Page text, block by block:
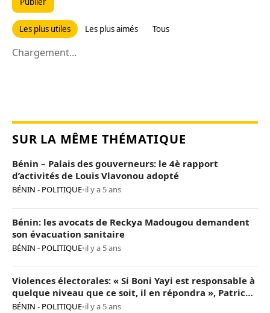
Les plus utiles Les plus aimés Tous
Chargement...
SUR LA MÊME THÉMATIQUE
Bénin – Palais des gouverneurs: le 4è rapport
d’activités de Louis Vlavonou adopté
BÉNIN - POLITIQUE•il y a 5 ans
Bénin: les avocats de Reckya Madougou demandent
son évacuation sanitaire
BÉNIN - POLITIQUE•il y a 5 ans
Violences électorales: « Si Boni Yayi est responsable à
quelque niveau que ce soit, il en répondra », Patrice
Talon
BÉNIN - POLITIQUE•il y a 5 ans